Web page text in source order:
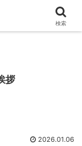
拶
2026.01.06
検索